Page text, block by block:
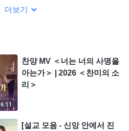
더보기
6:11
찬양 MV ＜너는 너의 사명을
아는가＞ | 2026 ＜찬미의 소
리＞
[설교 모음 - 신앙 안에서 진